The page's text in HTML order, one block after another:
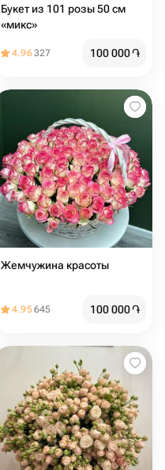
Букет из 101 розы 50 см
«микс»
4.96327 100 000֏
Жемчужина красоты
4.95645 100 000֏